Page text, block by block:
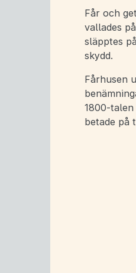
Får och
vallades
släpptes
skydd.
Fårhusen
1800-
betade på